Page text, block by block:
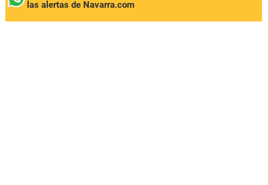
las alertas de Navarra.com